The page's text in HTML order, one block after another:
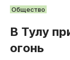
РУБРИКИ
Культура
Общество
В Тулу
огонь